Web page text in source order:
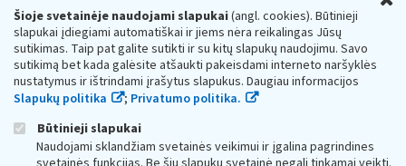
Šioje svetainėje naudojami slapukai(angl. cookies). Būtinieji
slapukai įdiegiami automatiškai ir jiems nėra reikalingas Jūsų
sutikimas. Taip pat galite sutikti ir su kitų slapukų naudojimu. Savo
sutikimą bet kada galėsite atšaukti pakeisdami interneto naršyklės
nustatymus ir ištrindami įrašytus slapukus. Daugiau informacijos
Slapukų politika
; Privatumo politika.
Būtinieji slapukai
Naudojami sklandžiam svetainės veikimui ir įgalina pagrindines
Respublikos finansų ministerijos
Biudžetinė įstaiga. Juridinio asmens kodas — 188659752,
adresas: Vasario 16-osios g. 14, 01107 Vilnius, Lietuva, el.paštas:
vmi@vmi.lt, E. pristatymo dėžutės adresas 188659752
Duomenys apie Valstybinę mokesčių inspekciją prie Lietuvos
Respublikos finansų ministerijos kaupiami ir saugomi Juridinių